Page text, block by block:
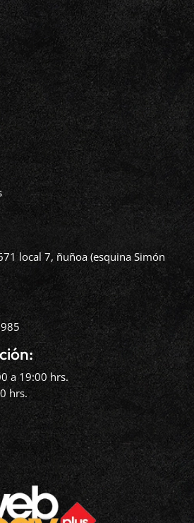
local 7, ñuñoa (esquina Simón
a 19:00 hrs.
hrs.